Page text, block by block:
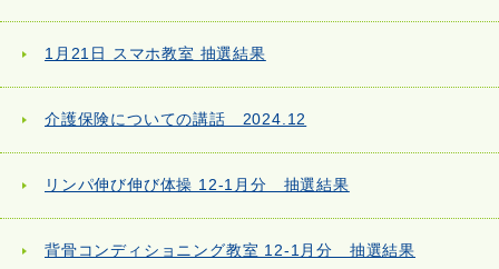
1月21日 スマホ教室 抽選結果
介護保険についての講話 2024.12
リンパ伸び伸び体操 12-1月分 抽選結果
背骨コンディショニング教室 12-1月分 抽選結果